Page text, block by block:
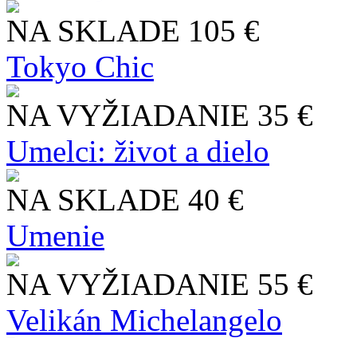
NA SKLADE 105 €
Tokyo Chic
NA VYŽIADANIE 35 €
Umelci: život a dielo
NA SKLADE 40 €
Umenie
NA VYŽIADANIE 55 €
Velikán Michelangelo